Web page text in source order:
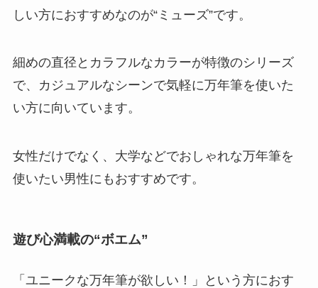
しい方におすすめなのが“ミューズ”です。
細めの直径とカラフルなカラーが特徴のシリーズ
で、カジュアルなシーンで気軽に万年筆を使いた
い方に向いています。
女性だけでなく、大学などでおしゃれな万年筆を
使いたい男性にもおすすめです。
遊び心満載の“ボエム”
「ユニークな万年筆が欲しい！」という方におす